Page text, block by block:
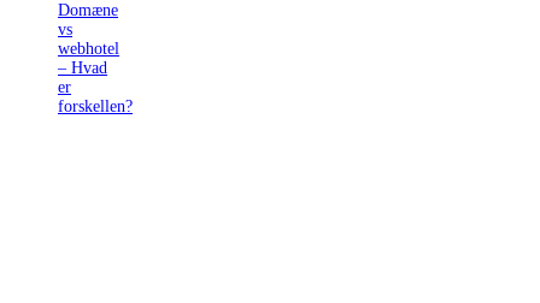
Domæne
vs
webhotel
– Hvad
er
forskellen?